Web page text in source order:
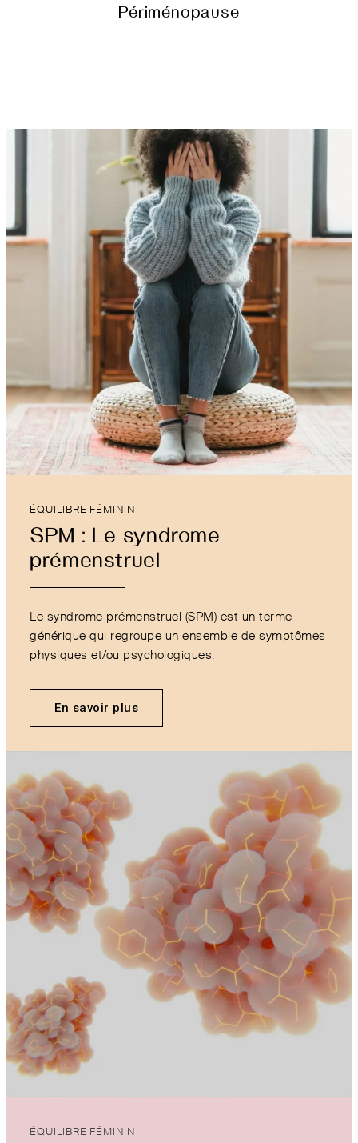
Périménopause
ÉQUILIBRE FÉMININ
SPM : Le syndrome
prémenstruel
Le syndrome prémenstruel (SPM) est un terme
générique qui regroupe un ensemble de symptômes
physiques et/ou psychologiques.
En savoir plus
ÉQUILIBRE FÉMININ